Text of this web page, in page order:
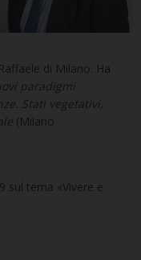
di Milano. Ha
paradigmi
Stati vegetativi,
(Milano
sul tema «Vivere e